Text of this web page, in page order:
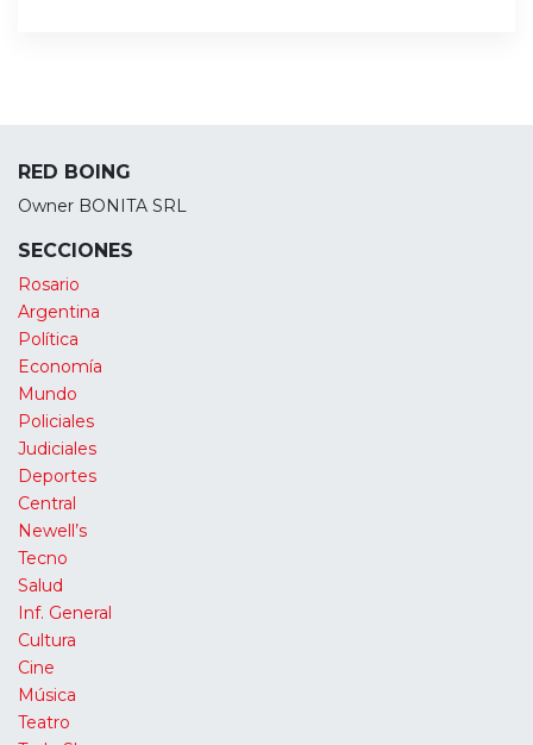
RED BOING
Owner BONITA SRL
SECCIONES
Rosario
Argentina
Política
Economía
Mundo
Policiales
Judiciales
Deportes
Central
Newell’s
Tecno
Salud
Inf. General
Cultura
Cine
Música
Teatro